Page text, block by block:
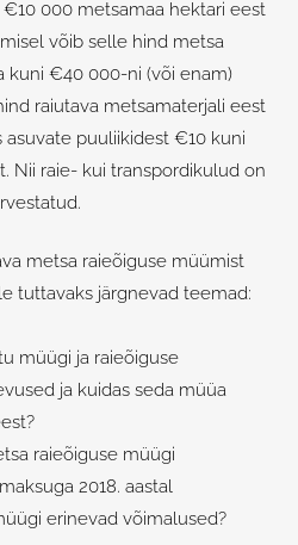
000 metsamaa hektari eest
võib selle hind metsa
kuni €40 000-ni (või enam)
raiutava metsamaterjali eest
puuliikidest €10 kuni
Nii raie- kui transpordikulud on
metsa raieõiguse müümist
tuttavaks järgnevad teemad:
müügi ja raieõiguse
ja kuidas seda müüa
raieõiguse müügi
2018. aastal
erinevad võimalused?